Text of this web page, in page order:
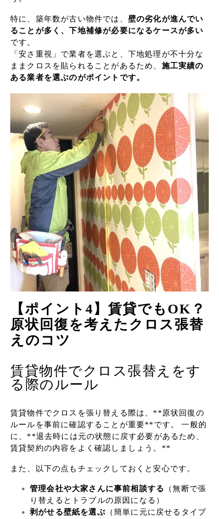
特に、築年数が古い物件では、 壁の劣化が進んでい
ることが多く、下地補修が必要になるケースが多い
です。
「安さ重視」で業者を選ぶと、下地処理が不十分な
ままクロスを貼られることがあるため、 施工実績の
ある業者を選ぶのがポイントです。
【ポイント4】賃貸でもOK？
原状回復を考えたクロス張替
えのコツ
賃貸物件でクロス張替えをす
る際のルール
賃貸物件でクロスを張り替える際は、**原状回復の
ルールを事前に確認することが重要**です。 一般的
に、**退去時には元の状態に戻す必要があるため、
賃貸契約の内容をよく確認しましょう。**
また、以下の点もチェックしておくと安心です。
管理会社や大家さんに事前相談する
（無断で張
り替えるとトラブルの原因になる）
剥がせる壁紙を選ぶ （簡単に元に戻せるタイプ